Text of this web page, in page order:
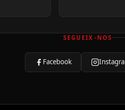
SEGUEIX-NOS
Facebook